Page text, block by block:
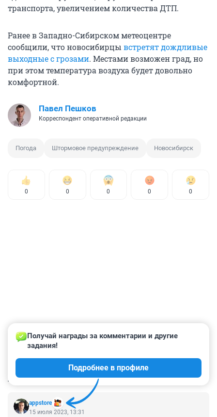
транспорта, увеличением количества ДТП.
Ранее в Западно-Сибирском метеоцентре
сообщили, что новосибирцы встретят дождливые
выходные с грозами. Местами возможен град, но
при этом температура воздуха будет довольно
комфортной.
Павел Пешков
Корреспондент оперативной редакции
Погода Штормовое предупреждение Новосибирск
0 0 0 0 0
КОММЕНТАРИИ 31
appstore
Получай награды за комментарии и другие
задания!
Подробнее в профиле
15 июля 2023, 13:31